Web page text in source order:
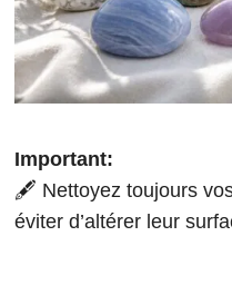
Important:
🖋️ Nettoyez toujours
éviter d’altérer leur